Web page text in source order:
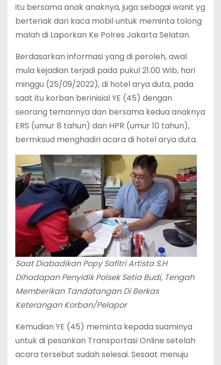
itu bersama anak anaknya, juga sebagai wanit yg
berteriak dari kaca mobil untuk meminta tolong
malah di Laporkan Ke Polres Jakarta Selatan.
Berdasarkan informasi yang di peroleh, awal
mula kejadian terjadi pada pukul 21.00 Wib, hari
minggu (25/09/2022), di hotel arya duta, pada
saat itu korban berinisial YE (45) dengan
seorang temannya dan bersama kedua anaknya
ERS (umur 8 tahun) dan HPR (umur 10 tahun),
bermksud menghadiri acara di hotel arya duta.
Saat Diabadikan Popy Safitri Artista S.H
Dihadapan Penyidik Polsek Setia Budi, Tengah
Memberikan Tandatangan Di Berkas
Keterangan Korban/Pelapor
Kemudian YE (45) meminta kepada suaminya
untuk di pesankan Transportasi Online setelah
acara tersebut sudah selesai. Sesaat menuju